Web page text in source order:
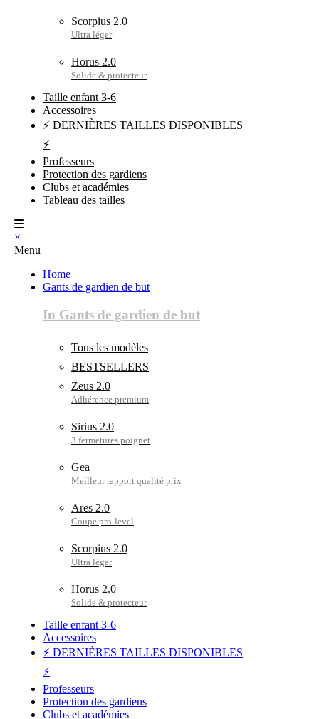
Scorpius 2.0
Horus 2.0
Taille enfant 3-6
Accessoires
⚡ DERNIÈRES TAILLES DISPONIBLES
⚡
Professeurs
Protection des gardiens
Clubs et académies
Tableau des tailles
×
Menu
Home
Gants de gardien de but
In Gants de gardien de but
Tous les modèles
BESTSELLERS
Zeus 2.0
Sirius 2.0
Gea
Ares 2.0
Scorpius 2.0
Horus 2.0
Taille enfant 3-6
Accessoires
⚡ DERNIÈRES TAILLES DISPONIBLES
⚡
Professeurs
Protection des gardiens
Clubs et académies